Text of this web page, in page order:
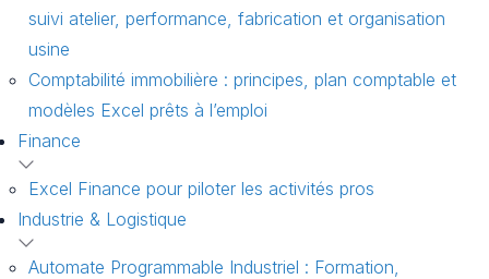
suivi atelier, performance, fabrication et organisation
usine
Comptabilité immobilière : principes, plan comptable et
modèles Excel prêts à l’emploi
Finance
Excel Finance pour piloter les activités pros
Industrie & Logistique
Automate Programmable Industriel : Formation,